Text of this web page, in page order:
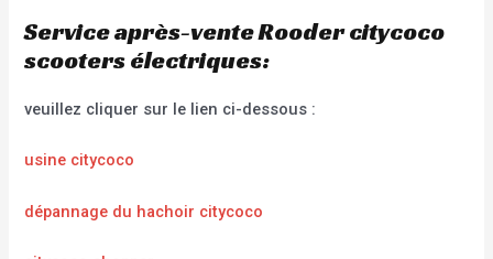
Service après-vente Rooder citycoco
scooters électriques:
veuillez cliquer sur le lien ci-dessous :
usine citycoco
dépannage du hachoir citycoco